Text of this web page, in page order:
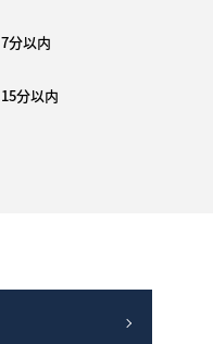
7分以内
15分以内